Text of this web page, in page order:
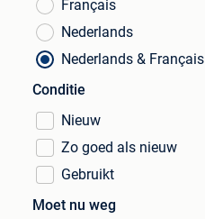
Français
Nederlands
Nederlands & Français
Conditie
Nieuw
Zo goed als nieuw
Gebruikt
Moet nu weg